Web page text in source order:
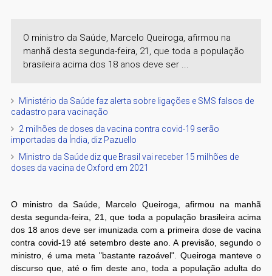
O ministro da Saúde, Marcelo Queiroga, afirmou na
manhã desta segunda-feira, 21, que toda a população
brasileira acima dos 18 anos deve ser ...
Ministério da Saúde faz alerta sobre ligações e SMS falsos de
cadastro para vacinação
2 milhões de doses da vacina contra covid-19 serão
importadas da Índia, diz Pazuello
Ministro da Saúde diz que Brasil vai receber 15 milhões de
doses da vacina de Oxford em 2021
O ministro da Saúde, Marcelo Queiroga, afirmou na manhã
desta segunda-feira, 21, que toda a população brasileira acima
dos 18 anos deve ser imunizada com a primeira dose de vacina
contra covid-19 até setembro deste ano. A previsão, segundo o
ministro, é uma meta "bastante razoável". Queiroga manteve o
discurso que, até o fim deste ano, toda a população adulta do